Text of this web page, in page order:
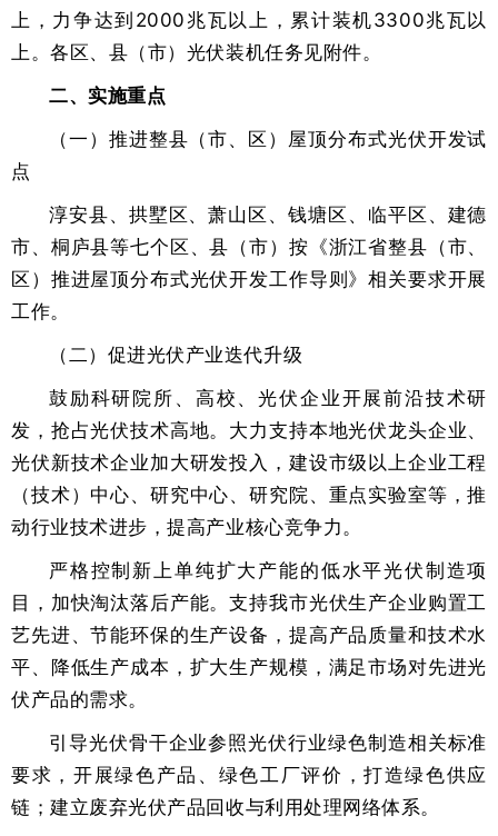
上，力争达到2000兆瓦以上，累计装机3300兆瓦以
上。各区、县（市）光伏装机任务见附件。
二、实施重点
（一）推进整县（市、区）屋顶分布式光伏开发试
点
淳安县、拱墅区、萧山区、钱塘区、临平区、建德
市、桐庐县等七个区、县（市）按《浙江省整县（市、
区）推进屋顶分布式光伏开发工作导则》相关要求开展
工作。
（二）促进光伏产业迭代升级
鼓励科研院所、高校、光伏企业开展前沿技术研
发，抢占光伏技术高地。大力支持本地光伏龙头企业、
光伏新技术企业加大研发投入，建设市级以上企业工程
（技术）中心、研究中心、研究院、重点实验室等，推
动行业技术进步，提高产业核心竞争力。
严格控制新上单纯扩大产能的低水平光伏制造项
目，加快淘汰落后产能。支持我市光伏生产企业购置工
艺先进、节能环保的生产设备，提高产品质量和技术水
平、降低生产成本，扩大生产规模，满足市场对先进光
伏产品的需求。
引导光伏骨干企业参照光伏行业绿色制造相关标准
要求，开展绿色产品、绿色工厂评价，打造绿色供应
链；建立废弃光伏产品回收与利用处理网络体系。